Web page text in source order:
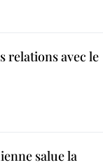
relations avec le
salue la